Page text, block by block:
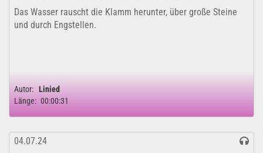
Das Wasser rauscht die Klamm herunter, über große Steine
und durch Engstellen.
Autor: Linied
Länge: 00:00:31
04.07.24